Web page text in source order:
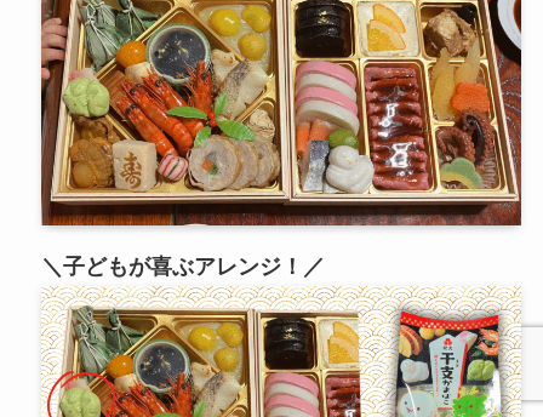
＼子どもが喜ぶアレンジ！／